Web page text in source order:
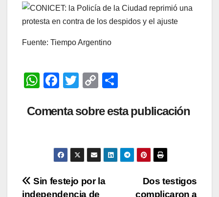
Fuente: Tiempo Argentino
W
at
p
F
c
b
o
o
k
T
tt
C
p
Li
n
k
m
ar
tir
Comenta sobre esta publicación
Navegación
Dos testigos
complicaron a
Sin festejo por la
independencia de